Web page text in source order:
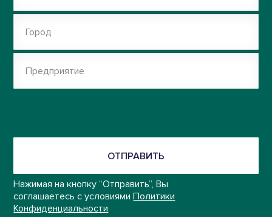
Город
Предприятие
ОТПРАВИТЬ
Нажимая на кнопку “Отправить”, Вы
соглашаетесь с условиямиПолитики
Конфиденциальности